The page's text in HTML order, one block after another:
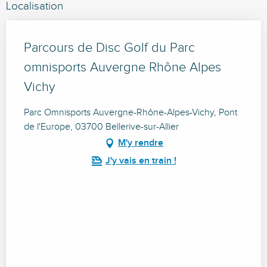
Localisation
Parcours de Disc Golf du Parc
omnisports Auvergne Rhône Alpes
Vichy
Parc Omnisports Auvergne-Rhône-Alpes-Vichy, Pont
de l'Europe, 03700 Bellerive-sur-Allier
M'y rendre
J'y vais en train !